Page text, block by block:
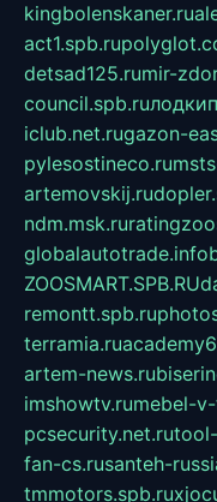
kingbolenskaner.ru
act1.spb.ru
detsad125.rumir-
council.spb.ru
iclub.net.rugazon-
pylesostineco.ru
artemovskij.ru
ndm.msk.ru
globalautotrade.info
ZOOSMART.SPB.RU
remontt.spb.ru
terramia.ru
artem-news.ru
imshowtv.rumebel-
pcsecurity.net.ru
fan-cs.rusanteh-
tmmotors.spb.ru